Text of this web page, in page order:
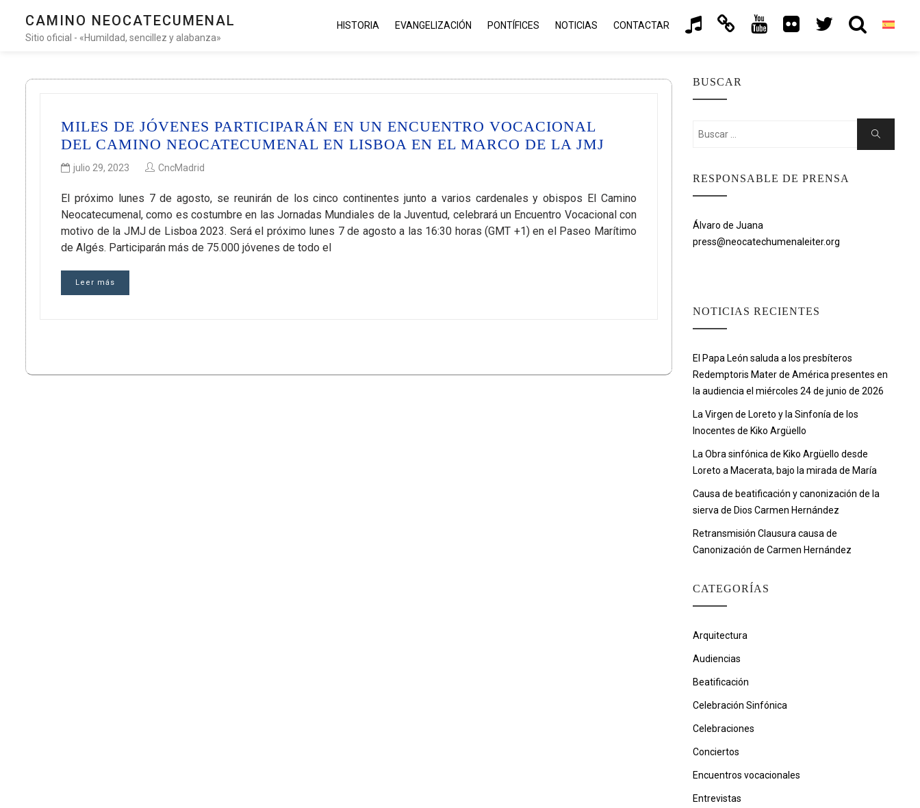
CAMINO NEOCATECUMENAL
Sitio oficial - «Humildad, sencillez y alabanza»
HISTORIA EVANGELIZACIÓN PONTÍFICES NOTICIAS CONTACTAR
MILES DE JÓVENES PARTICIPARÁN EN UN ENCUENTRO VOCACIONAL
DEL CAMINO NEOCATECUMENAL EN LISBOA EN EL MARCO DE LA JMJ
julio 29, 2023 CncMadrid
El próximo lunes 7 de agosto, se reunirán de los cinco continentes junto a varios cardenales y obispos El Camino
Neocatecumenal, como es costumbre en las Jornadas Mundiales de la Juventud, celebrará un Encuentro Vocacional con
motivo de la JMJ de Lisboa 2023. Será el próximo lunes 7 de agosto a las 16:30 horas (GMT +1) en el Paseo Marítimo
de Algés. Participarán más de 75.000 jóvenes de todo el
Leer más
BUSCAR
Buscar:
Buscar
RESPONSABLE DE PRENSA
Álvaro de Juana
press@neocatechumenaleiter.org
NOTICIAS RECIENTES
El Papa León saluda a los presbíteros
Redemptoris Mater de América presentes en
la audiencia el miércoles 24 de junio de 2026
La Virgen de Loreto y la Sinfonía de los
Inocentes de Kiko Argüello
La Obra sinfónica de Kiko Argüello desde
Loreto a Macerata, bajo la mirada de María
Causa de beatificación y canonización de la
sierva de Dios Carmen Hernández
Retransmisión Clausura causa de
Canonización de Carmen Hernández
CATEGORÍAS
Arquitectura
Audiencias
Beatificación
Celebración Sinfónica
Celebraciones
Conciertos
Encuentros vocacionales
Entrevistas